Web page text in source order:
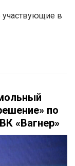
участвующие в
по
«Вагнер»